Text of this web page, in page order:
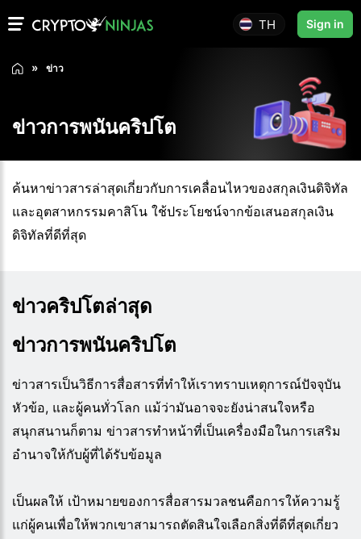
TH Sign in
ข่าว
ข่าวการพนันคริปโต
ค้นหาข่าวสารล่าสุดเกี่ยวกับการเคลื่อนไหวของสกุลเงินดิจิทัล
และอุตสาหกรรมคาสิโน ใช้ประโยชน์จากข้อเสนอสกุลเงิน
ดิจิทัลที่ดีที่สุด
ข่าวคริปโตล่าสุด
ข่าวการพนันคริปโต
ข่าวสารเป็นวิธีการสื่อสารที่ทำให้เราทราบเหตุการณ์ปัจจุบัน
หัวข้อ, และผู้คนทั่วโลก แม้ว่ามันอาจจะยังน่าสนใจหรือ
สนุกสนานก็ตาม ข่าวสารทำหน้าที่เป็นเครื่องมือในการเสริม
อำนาจให้กับผู้ที่ได้รับข้อมูล
เป็นผลให้ เป้าหมายของการสื่อสารมวลชนคือการให้ความรู้
แก่ผู้คนเพื่อให้พวกเขาสามารถตัดสินใจเลือกสิ่งที่ดีที่สุดเกี่ยว